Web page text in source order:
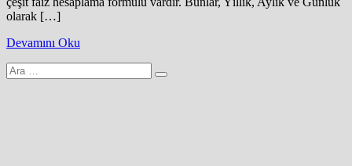
olarak […]
Devamını Oku
Arama
yap: